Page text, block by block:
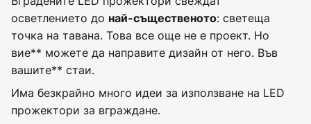
осветлението до най-същественото: светеща
точка на тавана. Това все още не е проект. Но
вие** можете да направите дизайн от него. Във
вашите** стаи.
Има безкрайно много идеи за използване на LED
прожектори за вграждане.